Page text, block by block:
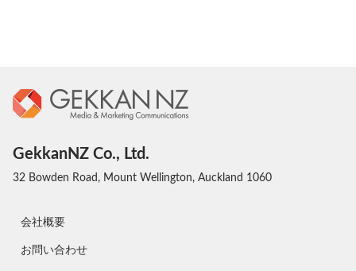
GekkanNZ Co., Ltd.
32 Bowden Road, Mount Wellington, Auckland 1060
会社概要
お問い合わせ